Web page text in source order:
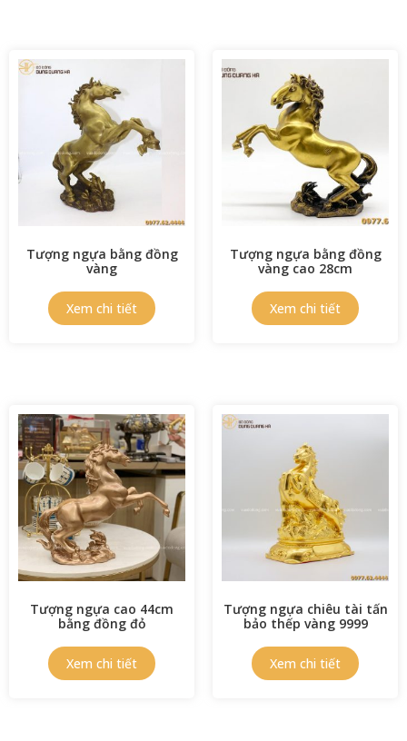
Tượng ngựa bằng đồng
vàng
Tượng ngựa bằng đồng
vàng cao 28cm
Tượng ngựa cao 44cm
bằng đồng đỏ
Tượng ngựa chiêu tài tấn
bảo thếp vàng 9999